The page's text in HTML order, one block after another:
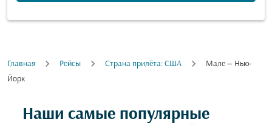
Главная Рейсы Cтрана прилёта: США
Мале — Нью-
Йорк
Наши самые популярные
Попробуйте обновить свой маршрут